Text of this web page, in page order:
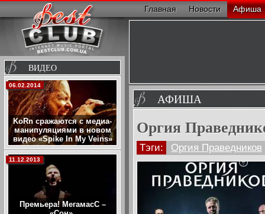
Главная Новости Афиша
ВИДЕО
KoRn сражаются с медиа-
манипуляциями в новом
видео «Spike In My Veins»
06.02.2014
Премьера! МегамасС –
11.12.2013
АФИША
Оргия
Тэги: Оргия Праведников